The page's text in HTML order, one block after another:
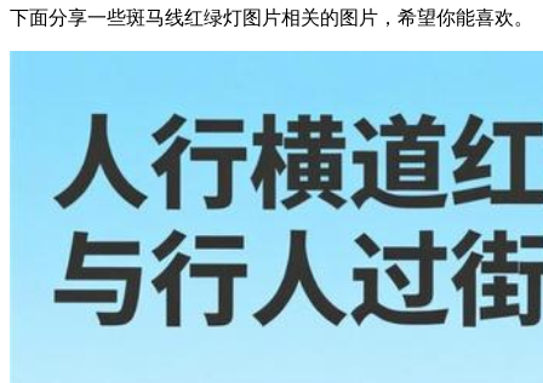
下面分享一些斑马线红绿灯图片相关的图片，希望你能喜欢。